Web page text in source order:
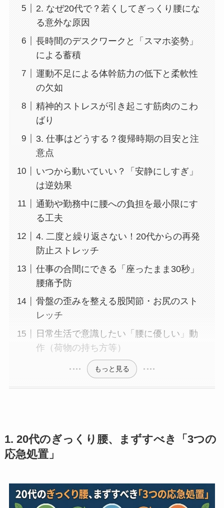
2. なぜ20代で？若くしてぎっくり腰にな
る意外な原因
長時間のデスクワークと「スマホ姿勢」
による蓄積
運動不足による体幹筋力の低下と柔軟性
の欠如
精神的ストレスが引き起こす筋肉のこわ
ばり
3. 仕事はどうする？復帰時期の目安と注
意点
いつから動いていい？「安静にしすぎ」
は逆効果
通勤や勤務中に腰への負担を最小限にす
る工夫
4. 二度と繰り返さない！20代からの再発
防止ストレッチ
仕事の合間にできる「座ったまま30秒」
腰痛予防
骨盤の歪みを整える股関節・お尻のスト
レッチ
日常生活で意識したい「腰に優しい」動
作（荷物の持ち方等）
もっと見る
1. 20代のぎっくり腰、まずすべき「3つの
応急処置」